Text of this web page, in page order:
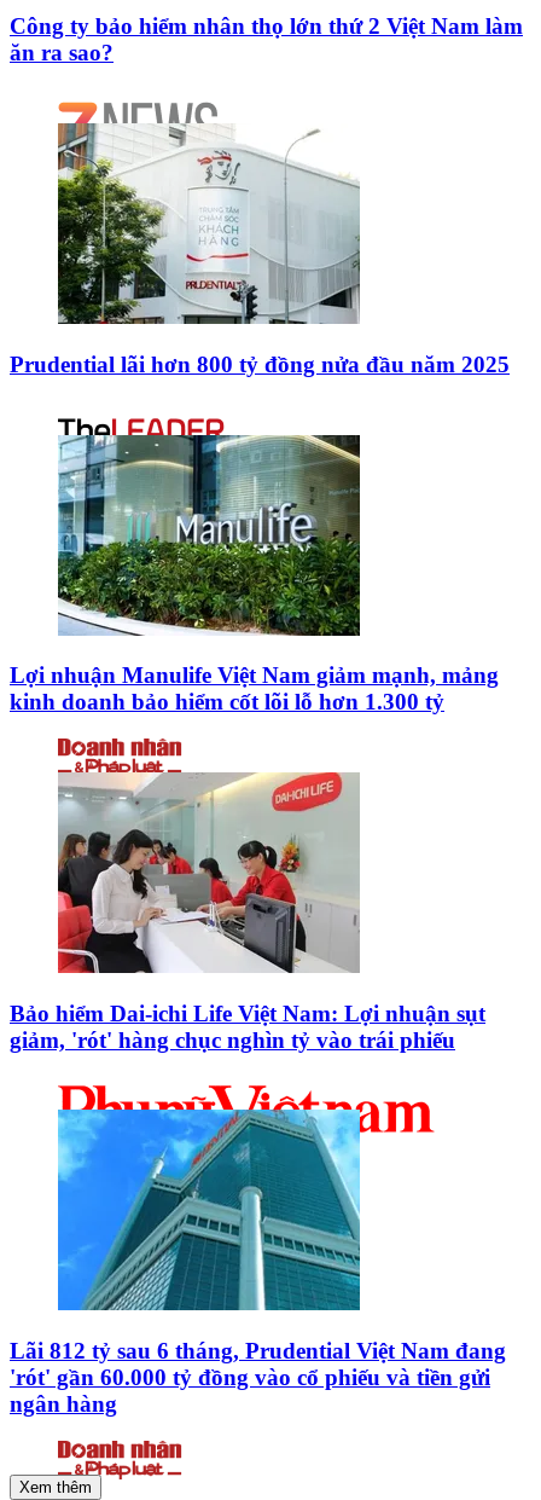
Công ty bảo hiểm nhân thọ lớn thứ 2 Việt Nam làm
ăn ra sao?
Prudential lãi hơn 800 tỷ đồng nửa đầu năm 2025
Lợi nhuận Manulife Việt Nam giảm mạnh, mảng
kinh doanh bảo hiểm cốt lõi lỗ hơn 1.300 tỷ
Bảo hiểm Dai-ichi Life Việt Nam: Lợi nhuận sụt
giảm, 'rót' hàng chục nghìn tỷ vào trái phiếu
Lãi 812 tỷ sau 6 tháng, Prudential Việt Nam đang
'rót' gần 60.000 tỷ đồng vào cổ phiếu và tiền gửi
ngân hàng
Xem thêm